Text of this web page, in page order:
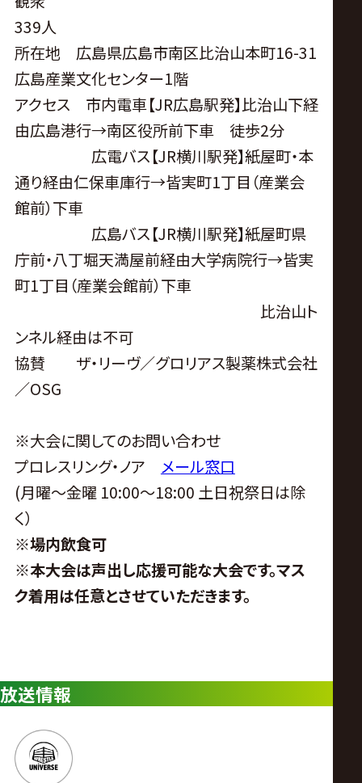
339人
所在地 広島県広島市南区比治山本町16-31
広島産業文化センター1階
アクセス 市内電車【JR広島駅発】比治山下経
由広島港行→南区役所前下車 徒歩2分
広電バス【JR横川駅発】紙屋町・本
通り経由仁保車庫行→皆実町1丁目（産業会
館前）下車
広島バス【JR横川駅発】紙屋町県
庁前・八丁堀天満屋前経由大学病院行→皆実
町1丁目（産業会館前）下車
比治山ト
ンネル経由は不可
協賛 ザ・リーヴ／グロリアス製薬株式会社
／OSG
※大会に関してのお問い合わせ
プロレスリング・ノア メール窓口
(月曜〜金曜10:00〜18:00 土日祝祭日は除
く）
※場内飲食可
※本大会は声出し応援可能な大会です。マス
ク着用は任意とさせていただきます。
放送情報